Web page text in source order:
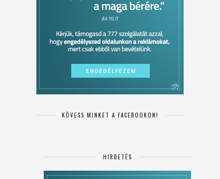
KÖVESS MINKET A FACEBOOKON!
HIRDETÉS